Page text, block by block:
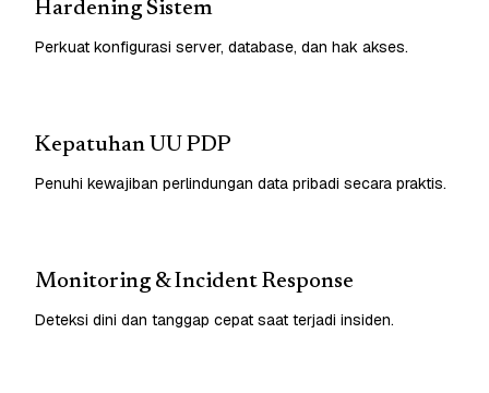
Hardening Sistem
Perkuat konfigurasi server, database, dan hak akses.
Kepatuhan UU PDP
Penuhi kewajiban perlindungan data pribadi secara praktis.
Monitoring & Incident Response
Deteksi dini dan tanggap cepat saat terjadi insiden.